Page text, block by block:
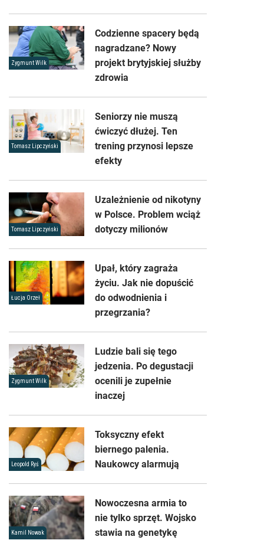
Zygmunt Wilk
Codzienne spacery będą
nagradzane? Nowy
projekt brytyjskiej służby
zdrowia
Tomasz Lipczyński
Seniorzy nie muszą
ćwiczyć dłużej. Ten
trening przynosi lepsze
efekty
Tomasz Lipczyński
Uzależnienie od nikotyny
w Polsce. Problem wciąż
dotyczy milionów
Łucja Orzeł
Upał, który zagraża
życiu. Jak nie dopuścić
do odwodnienia i
przegrzania?
Zygmunt Wilk
Ludzie bali się tego
jedzenia. Po degustacji
ocenili je zupełnie
inaczej
Leopold Ryś
Toksyczny efekt
biernego palenia.
Naukowcy alarmują
Kamil Nowak
Nowoczesna armia to
nie tylko sprzęt. Wojsko
stawia na genetykę